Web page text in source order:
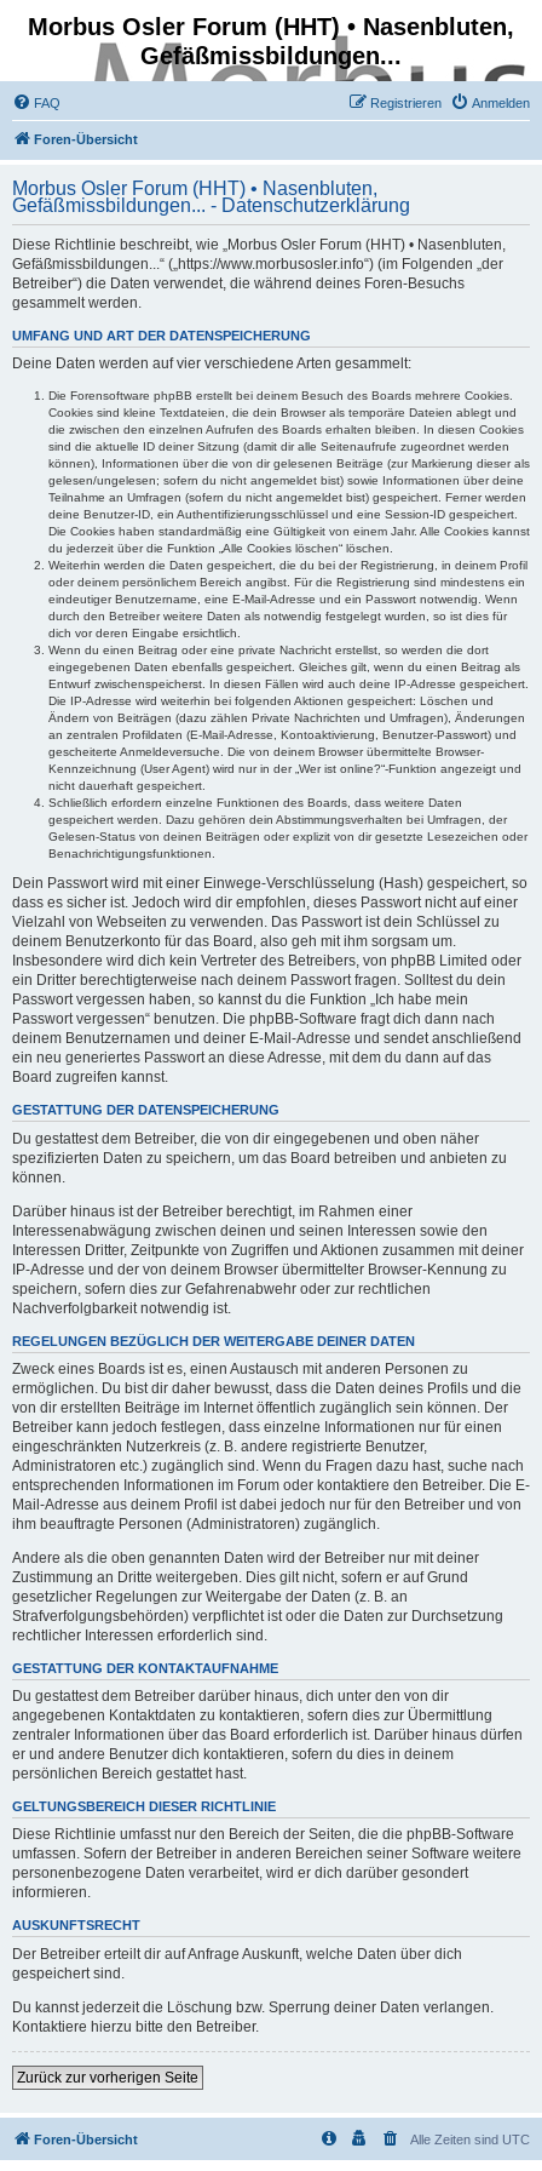
Morbus Osler Forum (HHT) • Nasenbluten,
Gefäßmissbildungen...
FAQ Anmelden
Registrieren
Foren-Übersicht
Morbus Osler Forum (HHT) • Nasenbluten,
Gefäßmissbildungen... - Datenschutzerklärung
Diese Richtlinie beschreibt, wie „Morbus Osler Forum (HHT) • Nasenbluten,
Gefäßmissbildungen...“ („https://www.morbusosler.info“) (im Folgenden „der
Betreiber“) die Daten verwendet, die während deines Foren-Besuchs
gesammelt werden.
UMFANG UND ART DER DATENSPEICHERUNG
Deine Daten werden auf vier verschiedene Arten gesammelt:
Die Forensoftware phpBB erstellt bei deinem Besuch des Boards mehrere Cookies.
Cookies sind kleine Textdateien, die dein Browser als temporäre Dateien ablegt und
die zwischen den einzelnen Aufrufen des Boards erhalten bleiben. In diesen Cookies
sind die aktuelle ID deiner Sitzung (damit dir alle Seitenaufrufe zugeordnet werden
können), Informationen über die von dir gelesenen Beiträge (zur Markierung dieser als
gelesen/ungelesen; sofern du nicht angemeldet bist) sowie Informationen über deine
Teilnahme an Umfragen (sofern du nicht angemeldet bist) gespeichert. Ferner werden
deine Benutzer-ID, ein Authentifizierungsschlüssel und eine Session-ID gespeichert.
Die Cookies haben standardmäßig eine Gültigkeit von einem Jahr. Alle Cookies kannst
du jederzeit über die Funktion „Alle Cookies löschen“ löschen.
Weiterhin werden die Daten gespeichert, die du bei der Registrierung, in deinem Profil
oder deinem persönlichem Bereich angibst. Für die Registrierung sind mindestens ein
eindeutiger Benutzername, eine E-Mail-Adresse und ein Passwort notwendig. Wenn
durch den Betreiber weitere Daten als notwendig festgelegt wurden, so ist dies für
dich vor deren Eingabe ersichtlich.
Wenn du einen Beitrag oder eine private Nachricht erstellst, so werden die dort
eingegebenen Daten ebenfalls gespeichert. Gleiches gilt, wenn du einen Beitrag als
Entwurf zwischenspeicherst. In diesen Fällen wird auch deine IP-Adresse gespeichert.
Die IP-Adresse wird weiterhin bei folgenden Aktionen gespeichert: Löschen und
Ändern von Beiträgen (dazu zählen Private Nachrichten und Umfragen), Änderungen
an zentralen Profildaten (E-Mail-Adresse, Kontoaktivierung, Benutzer-Passwort) und
gescheiterte Anmeldeversuche. Die von deinem Browser übermittelte Browser-
Kennzeichnung (User Agent) wird nur in der „Wer ist online?“-Funktion angezeigt und
nicht dauerhaft gespeichert.
Schließlich erfordern einzelne Funktionen des Boards, dass weitere Daten
gespeichert werden. Dazu gehören dein Abstimmungsverhalten bei Umfragen, der
Gelesen-Status von deinen Beiträgen oder explizit von dir gesetzte Lesezeichen oder
Benachrichtigungsfunktionen.
Dein Passwort wird mit einer Einwege-Verschlüsselung (Hash) gespeichert, so
dass es sicher ist. Jedoch wird dir empfohlen, dieses Passwort nicht auf einer
Vielzahl von Webseiten zu verwenden. Das Passwort ist dein Schlüssel zu
deinem Benutzerkonto für das Board, also geh mit ihm sorgsam um.
Insbesondere wird dich kein Vertreter des Betreibers, von phpBB Limited oder
ein Dritter berechtigterweise nach deinem Passwort fragen. Solltest du dein
Passwort vergessen haben, so kannst du die Funktion „Ich habe mein
Passwort vergessen“ benutzen. Die phpBB-Software fragt dich dann nach
deinem Benutzernamen und deiner E-Mail-Adresse und sendet anschließend
ein neu generiertes Passwort an diese Adresse, mit dem du dann auf das
Board zugreifen kannst.
GESTATTUNG DER DATENSPEICHERUNG
Du gestattest dem Betreiber, die von dir eingegebenen und oben näher
spezifizierten Daten zu speichern, um das Board betreiben und anbieten zu
können.
Darüber hinaus ist der Betreiber berechtigt, im Rahmen einer
Interessenabwägung zwischen deinen und seinen Interessen sowie den
Interessen Dritter, Zeitpunkte von Zugriffen und Aktionen zusammen mit deiner
IP-Adresse und der von deinem Browser übermittelter Browser-Kennung zu
speichern, sofern dies zur Gefahrenabwehr oder zur rechtlichen
Nachverfolgbarkeit notwendig ist.
REGELUNGEN BEZÜGLICH DER WEITERGABE DEINER DATEN
Zweck eines Boards ist es, einen Austausch mit anderen Personen zu
ermöglichen. Du bist dir daher bewusst, dass die Daten deines Profils und die
von dir erstellten Beiträge im Internet öffentlich zugänglich sein können. Der
Betreiber kann jedoch festlegen, dass einzelne Informationen nur für einen
eingeschränkten Nutzerkreis (z. B. andere registrierte Benutzer,
Administratoren etc.) zugänglich sind. Wenn du Fragen dazu hast, suche nach
entsprechenden Informationen im Forum oder kontaktiere den Betreiber. Die E-
Mail-Adresse aus deinem Profil ist dabei jedoch nur für den Betreiber und von
ihm beauftragte Personen (Administratoren) zugänglich.
Andere als die oben genannten Daten wird der Betreiber nur mit deiner
Zustimmung an Dritte weitergeben. Dies gilt nicht, sofern er auf Grund
gesetzlicher Regelungen zur Weitergabe der Daten (z. B. an
Strafverfolgungsbehörden) verpflichtet ist oder die Daten zur Durchsetzung
rechtlicher Interessen erforderlich sind.
GESTATTUNG DER KONTAKTAUFNAHME
Du gestattest dem Betreiber darüber hinaus, dich unter den von dir
angegebenen Kontaktdaten zu kontaktieren, sofern dies zur Übermittlung
zentraler Informationen über das Board erforderlich ist. Darüber hinaus dürfen
er und andere Benutzer dich kontaktieren, sofern du dies in deinem
persönlichen Bereich gestattet hast.
GELTUNGSBEREICH DIESER RICHTLINIE
Diese Richtlinie umfasst nur den Bereich der Seiten, die die phpBB-Software
umfassen. Sofern der Betreiber in anderen Bereichen seiner Software weitere
personenbezogene Daten verarbeitet, wird er dich darüber gesondert
informieren.
AUSKUNFTSRECHT
Der Betreiber erteilt dir auf Anfrage Auskunft, welche Daten über dich
gespeichert sind.
Du kannst jederzeit die Löschung bzw. Sperrung deiner Daten verlangen.
Kontaktiere hierzu bitte den Betreiber.
Zurück zur vorherigen Seite
Foren-Übersicht Alle Zeiten sind UTC